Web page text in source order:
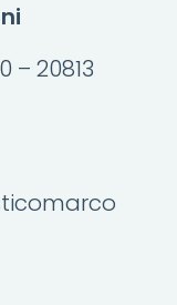
– 20813